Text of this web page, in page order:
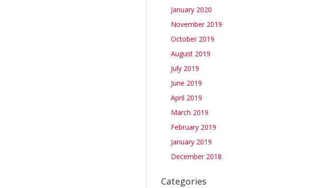
January 2020
November 2019
October 2019
August 2019
July 2019
June 2019
April 2019
March 2019
February 2019
January 2019
December 2018
Categories